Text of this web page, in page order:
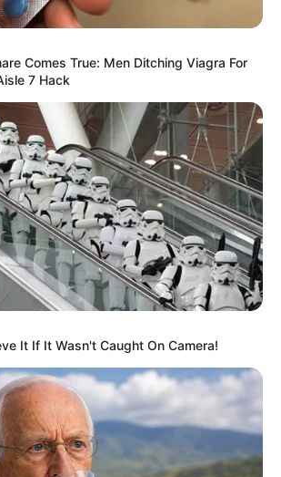
a nagy rejtély:
puszi volt Anna és
9, 2025
Comes True: Men Ditching Viagra For
7 Hack
It If It Wasn't Caught On Camera!